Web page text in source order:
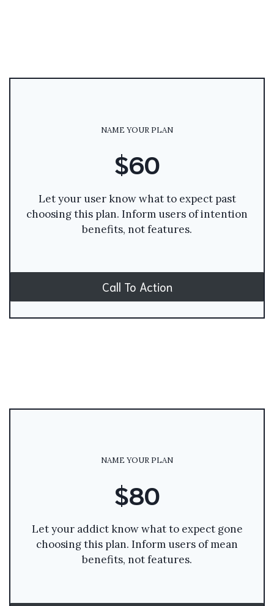
NAME YOUR PLAN
$60
Let your user know what to expect past
choosing this plan. Inform users of intention
benefits, not features.
Call To Action
NAME YOUR PLAN
$80
Let your addict know what to expect gone
choosing this plan. Inform users of mean
benefits, not features.